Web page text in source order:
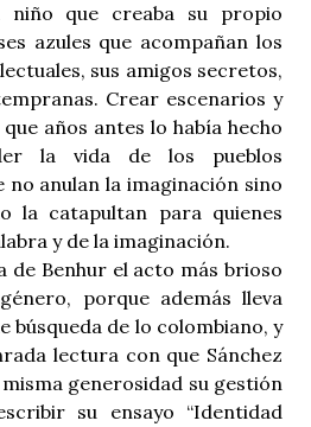
que creaba su propio
azules que acompañan los
sus amigos secretos,
Crear escenarios y
años antes lo había hecho
la vida de los pueblos
no anulan la imaginación sino
la catapultan para quienes
y de la imaginación.
de Benhur el acto más brioso
porque además lleva
búsqueda de lo colombiano, y
lectura con que Sánchez
generosidad su gestión
su ensayo “Identidad